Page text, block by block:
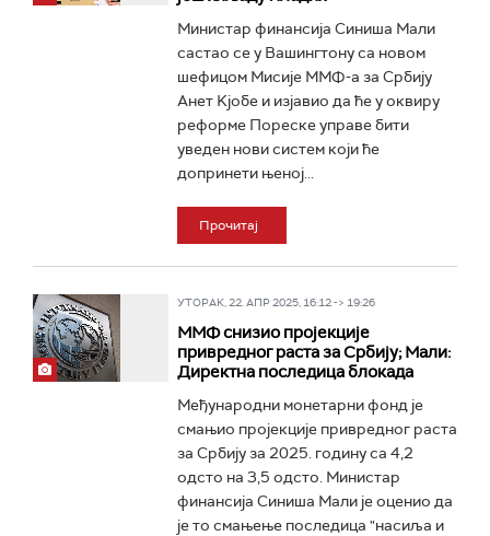
Министар финансија Синиша Мали
састао се у Вашингтону са новом
шефицом Мисије ММФ-а за Србију
Анет Kјобе и изјавио да ће у оквиру
реформе Пореске управе бити
уведен нови систем који ће
допринети њеној...
Прочитај
УТОРАК, 22. АПР 2025, 16:12 -> 19:26
ММФ снизио пројекције
привредног раста за Србију; Мали:
Директна последица блокада
Међународни монетарни фонд је
смањио пројекције привредног раста
за Србију за 2025. годину са 4,2
одсто на 3,5 одсто. Министар
финансија Синиша Мали је оценио да
је то смањење последица "насиља и